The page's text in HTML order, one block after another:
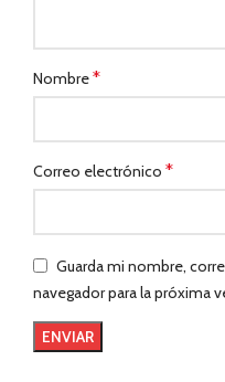
Nombre*
Correo electrónico *
Guarda mi nombre,
navegador para la próxima